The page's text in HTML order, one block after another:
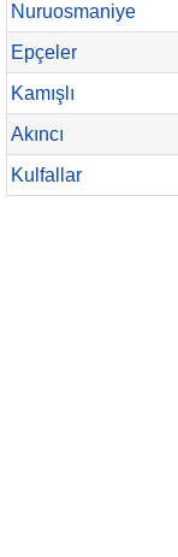
Nuruosmaniye
Epçeler
Kamışlı
Akıncı
Kulfallar